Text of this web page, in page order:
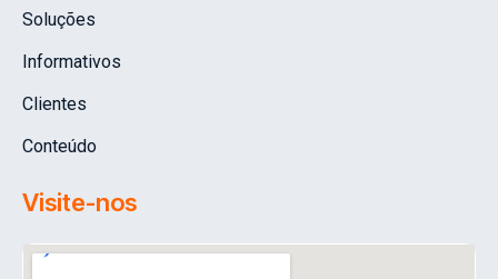
Soluções
Informativos
Clientes
Conteúdo
Visite-nos